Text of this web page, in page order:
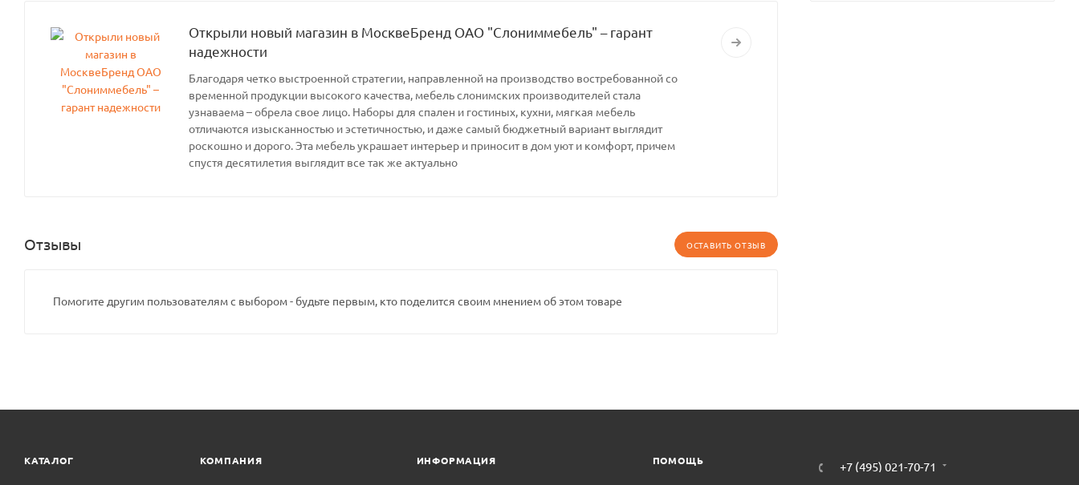
Открыли новый магазин в МосквеБренд ОАО "Слониммебель" – гарант
надежности
Благодаря четко выстроенной стратегии, направленной на производство востребованной со
временной продукции высокого качества, мебель слонимских производителей стала
узнаваема – обрела свое лицо. Наборы для спален и гостиных, кухни, мягкая мебель
отличаются изысканностью и эстетичностью, и даже самый бюджетный вариант выглядит
роскошно и дорого. Эта мебель украшает интерьер и приносит в дом уют и комфорт, причем
спустя десятилетия выглядит все так же актуально
Отзывы ОСТАВИТЬ ОТЗЫВ
Помогите другим пользователям с выбором - будьте первым, кто поделится своим мнением об этом товаре
КАТАЛОГ КОМПАНИЯ ИНФОРМАЦИЯ ПОМОЩЬ +7 (495) 021-70-71